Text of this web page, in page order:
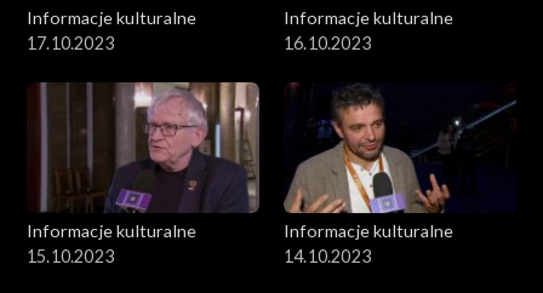
Informacje kulturalne
17.10.2023
Informacje kulturalne
16.10.2023
Informacje kulturalne
15.10.2023
Informacje kulturalne
14.10.2023